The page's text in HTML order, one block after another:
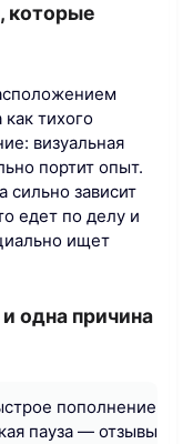
которые
тихого
визуальная
портит опыт.
сильно зависит
едет по делу и
ищет
одна причина
пополнение
пауза — отзывы